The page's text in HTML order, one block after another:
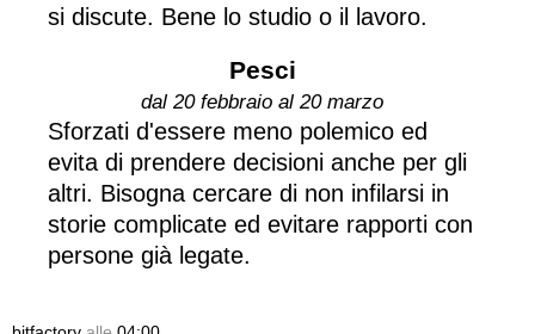
si discute. Bene lo studio o il lavoro.
Pesci
dal 20 febbraio al 20 marzo
Sforzati d'essere meno polemico ed
evita di prendere decisioni anche per gli
altri. Bisogna cercare di non infilarsi in
storie complicate ed evitare rapporti con
persone già legate.